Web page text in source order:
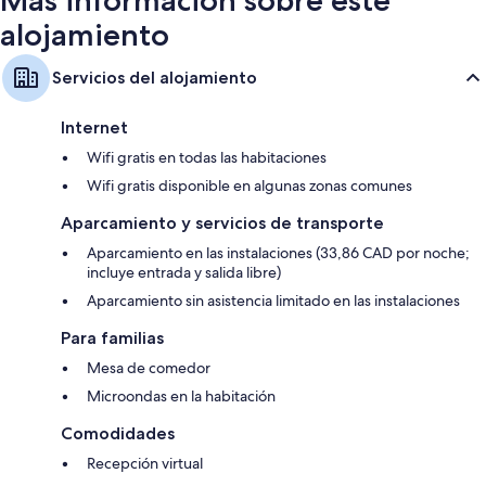
alojamiento
Servicios del alojamiento
Internet
Wifi gratis en todas las habitaciones
Wifi gratis disponible en algunas zonas comunes
Aparcamiento y servicios de transporte
Aparcamiento en las instalaciones (33,86 CAD por noche;
incluye entrada y salida libre)
Aparcamiento sin asistencia limitado en las instalaciones
Para familias
Mesa de comedor
Microondas en la habitación
Comodidades
Recepción virtual